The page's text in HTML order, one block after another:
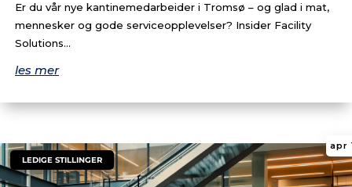
Er du vår nye kantinemedarbeider i Tromsø – og glad i mat,
mennesker og gode serviceopplevelser? Insider Facility
Solutions...
les mer
apr
LEDIGE STILLINGER